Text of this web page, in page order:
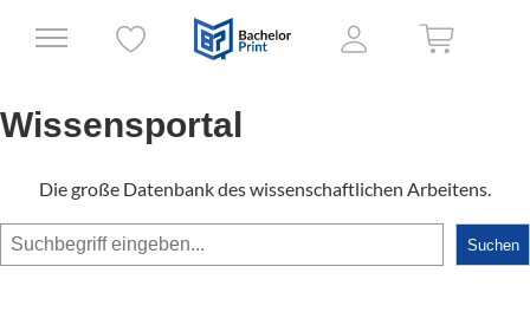
Wissensportal
Die große Datenbank des wissenschaftlichen Arbeitens.
Suchen Suchen